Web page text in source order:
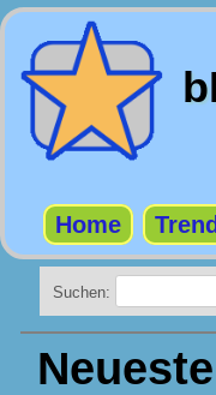
Home
Suchen: